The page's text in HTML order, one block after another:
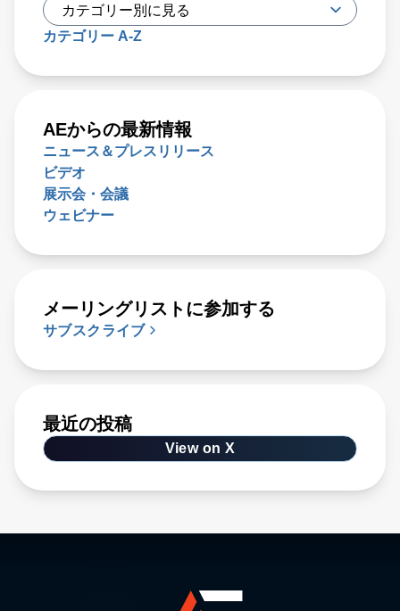
カテゴリー A-Z
AEからの最新情報
ニュース＆プレスリリース
ビデオ
展示会・会議
ウェビナー
メーリングリストに参加する
サブスクライブ
最近の投稿
View on X